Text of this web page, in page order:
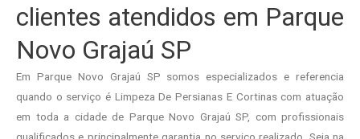
clientes atendidos em Parque
Novo Grajaú SP
Em Parque Novo Grajaú SP somos especializados e referencia
quando o serviço é Limpeza De Persianas E Cortinas com atuação
em toda a cidade de Parque Novo Grajaú SP, com profissionais